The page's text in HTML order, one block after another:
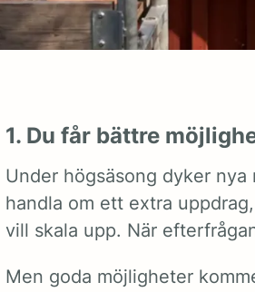
1. Du får bättre
Under högsäsong dyker
handla om ett extra
vill skala upp. När
Men goda möjligheter